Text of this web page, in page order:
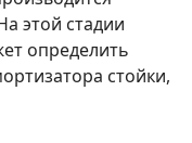
этой стадии
определить
стойки,